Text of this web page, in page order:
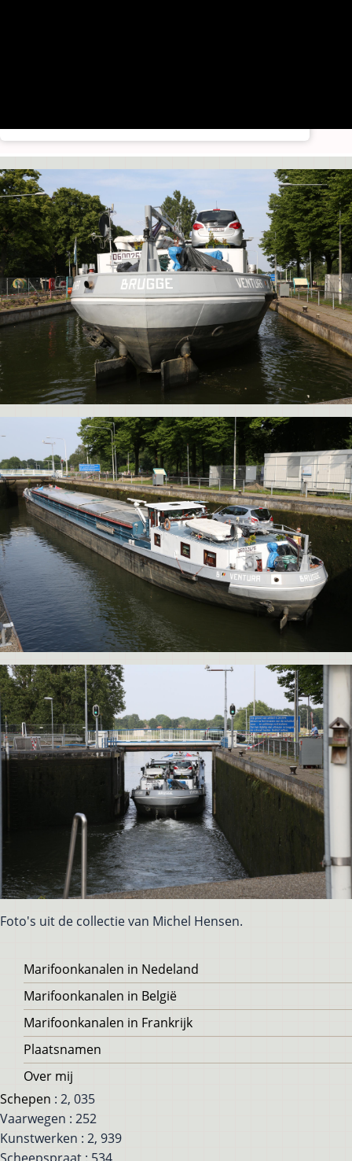
Foto's uit de collectie van Michel Hensen.
Voet
Marifoonkanalen in Nedeland
Marifoonkanalen in België
Marifoonkanalen in Frankrijk
Plaatsnamen
Over mij
Schepen : 2, 035
Vaarwegen : 252
Kunstwerken : 2, 939